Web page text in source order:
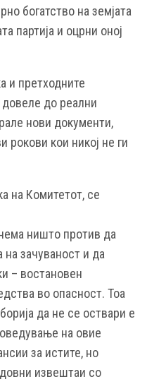
богатство на земјата
партија и оцрни оној
и претходните
довеле до реални
нови документи,
рокови кои никој не ги
на Комитетот, се
ништо против да
на зачуваност и да
– востановен
во опасност. Тоа
да не се оствари е
на овие
за истите, но
извештаи со